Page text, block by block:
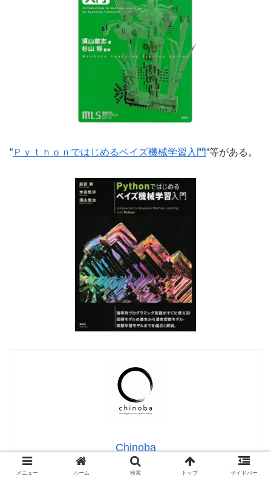
“ Ｐｙｔｈｏｎではじめるベイズ機械学習入門“等がある。
Chinoba
Chinoba
メニュー ホーム 検索 トップ サイドバー